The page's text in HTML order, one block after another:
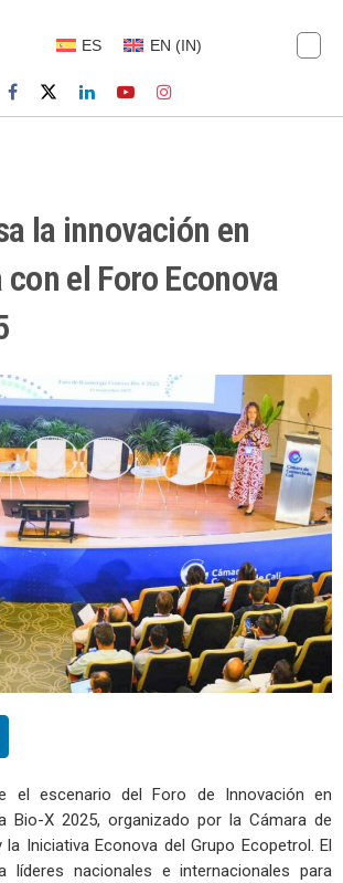
ES EN (IN)
la innovación en
el Foro Econova
el escenario del Foro de Innovación en
Bio-X 2025, organizado por la Cámara de
Iniciativa Econova del Grupo Ecopetrol. El
líderes nacionales e internacionales para